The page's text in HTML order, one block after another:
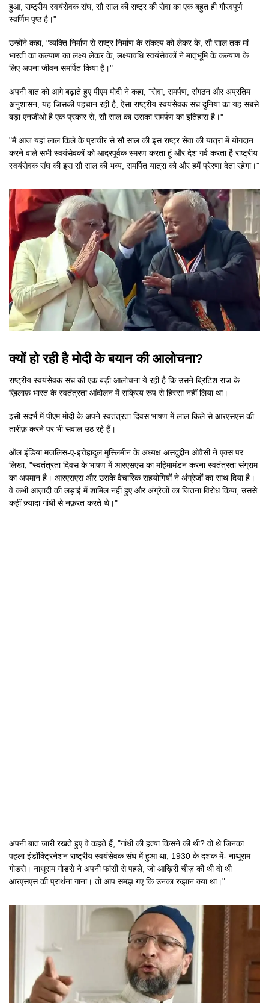
हुआ, राष्ट्रीय स्वयंसेवक संघ, सौ साल की राष्ट्र की सेवा का एक बहुत ही गौरवपूर्ण
स्वर्णिम पृष्ठ है।"
उन्होंने कहा, "व्यक्ति निर्माण से राष्ट्र निर्माण के संकल्प को लेकर के, सौ साल तक मां
भारती का कल्याण का लक्ष्य लेकर के, लक्ष्यावधि स्वयंसेवकों ने मातृभूमि के कल्याण के
लिए अपना जीवन समर्पित किया है।"
अपनी बात को आगे बढ़ाते हुए पीएम मोदी ने कहा, "सेवा, समर्पण, संगठन और अप्रतिम
अनुशासन, यह जिसकी पहचान रही है, ऐसा राष्ट्रीय स्वयंसेवक संघ दुनिया का यह सबसे
बड़ा एनजीओ है एक प्रकार से, सौ साल का उसका समर्पण का इतिहास है।"
"मैं आज यहां लाल किले के प्राचीर से सौ साल की इस राष्ट्र सेवा की यात्रा में योगदान
करने वाले सभी स्वयंसेवकों को आदरपूर्वक स्मरण करता हूं और देश गर्व करता है राष्ट्रीय
स्वयंसेवक संघ की इस सौ साल की भव्य, समर्पित यात्रा को और हमें प्रेरणा देता रहेगा।"
क्यों हो रही है मोदी के बयान की आलोचना?
राष्ट्रीय स्वयंसेवक संघ की एक बड़ी आलोचना ये रही है कि उसने ब्रिटिश राज के
ख़िलाफ़ भारत के स्वतंत्रता आंदोलन में सक्रिय रूप से हिस्सा नहीं लिया था।
इसी संदर्भ में पीएम मोदी के अपने स्वतंत्रता दिवस भाषण में लाल किले से आरएसएस की
तारीफ़ करने पर भी सवाल उठ रहे हैं।
ऑल इंडिया मजलिस-ए-इत्तेहादुल मुस्लिमीन के अध्यक्ष असदुद्दीन ओवैसी ने एक्स पर
लिखा, "स्वतंत्रता दिवस के भाषण में आरएसएस का महिमामंडन करना स्वतंत्रता संग्राम
का अपमान है। आरएसएस और उसके वैचारिक सहयोगियों ने अंग्रेजों का साथ दिया है।
वे कभी आज़ादी की लड़ाई में शामिल नहीं हुए और अंग्रेजों का जितना विरोध किया, उससे
कहीं ज़्यादा गांधी से नफ़रत करते थे।"
अपनी बात जारी रखते हुए वे कहते हैं, "गांधी की हत्या किसने की थी? वो थे जिनका
पहला इंडॉक्ट्रिनेशन राष्ट्रीय स्वयंसेवक संघ में हुआ था, 1930 के दशक में- नाथूराम
गोडसे। नाथूराम गोडसे ने अपनी फांसी से पहले, जो आख़िरी चीज़ की थी वो थी
आरएसएस की प्रार्थना गाना। तो आप समझ गए कि उनका रुझान क्या था।"